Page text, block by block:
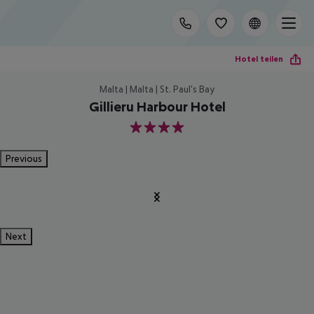
Hotel teilen
Malta | Malta | St. Paul's Bay
Gillieru Harbour Hotel
4
Previous
Next